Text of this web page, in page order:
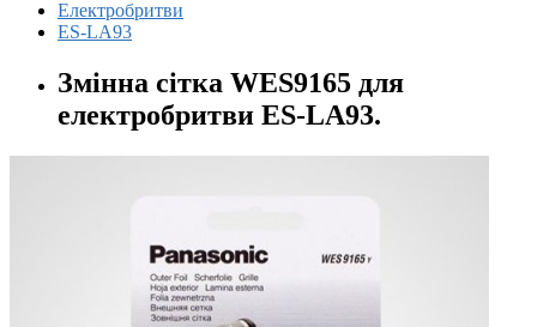
Електробритви
ES-LA93
Змінна сітка WES9165 для
електробритви ES-LA93.